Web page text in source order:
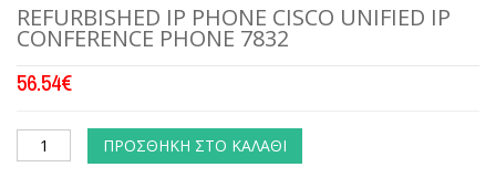
REFURBISHED IP PHONE CISCO UNIFIED IP
CONFERENCE PHONE 7832
56.54€
ΠΡΟΣΘΉΚΗ ΣΤΟ ΚΑΛΆΘΙ